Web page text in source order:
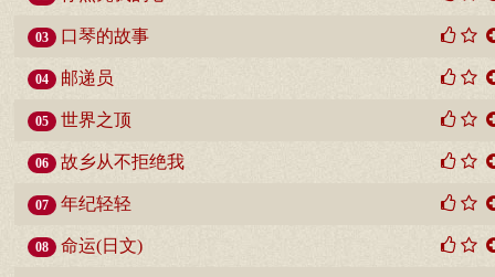
03 口琴的故事
04 邮递员
05 世界之顶
06 故乡从不拒绝我
07 年纪轻轻
08 命运(日文)